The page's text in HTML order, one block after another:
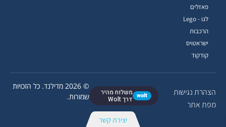
הצהרת נגישות
מפת אתר
wolt משלוח מהיר
דרך Wolt
© 2026 מדילנד. כל הזכויות
שמורות.
פאזלים
לגו - Lego
הרכבות
ישראטויס
קודקוד
יצירת קשר